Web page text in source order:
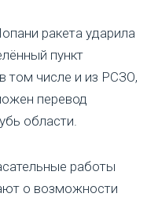
ракета ударила
пункт
том числе и из РСЗО,
перевод
области.
работы
о возможности